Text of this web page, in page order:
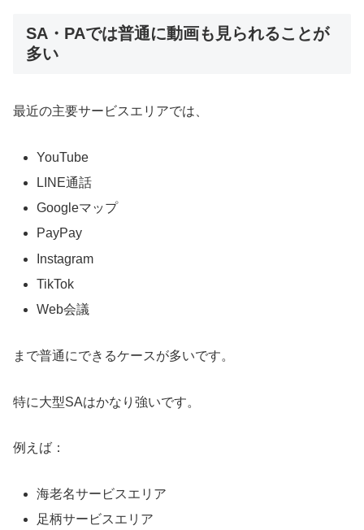
SA・PAでは普通に動画も見られることが
多い
最近の主要サービスエリアでは、
YouTube
LINE通話
Googleマップ
PayPay
Instagram
TikTok
Web会議
まで普通にできるケースが多いです。
特に大型SAはかなり強いです。
例えば：
海老名サービスエリア
足柄サービスエリア